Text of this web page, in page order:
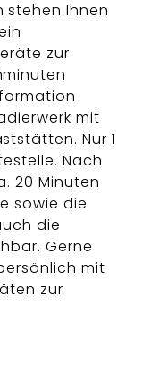
stehen Ihnen
zur
mit
Nur 1
Nach
20 Minuten
sowie die
die
Gerne
mit
zur